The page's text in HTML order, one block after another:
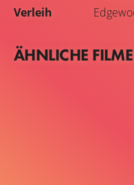
Verleih
ÄHNLICHE FILME